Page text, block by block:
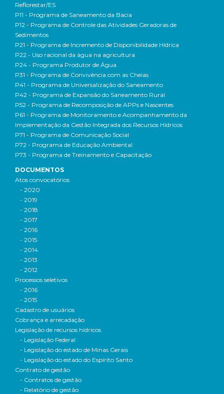
Reflorestar/ES
P11 - Programa de Saneamento da Bacia
P12 - Programa de Controle das Atividades Geradoras de
Sedimentos
P21 - Programa de Incremento de Disponibilidade Hídrica
P22 - Uso racional da água na agricultura
P24 - Programa Produtor de Água
P31 - Programa de Convivência com as Cheias
P41 - Programa de Universalização do Saneamento
P42 - Programa de Expansão do Saneamento Rural
P52 - Programa de Recomposição de APPs e Nascentes
P61 - Programa de Monitoramento e Acompanhamento da
Implementação da Gestão Integrada dos Recursos Hídricos
P71 - Programa de Comunicação Social
P72 - Programa de Educação Ambiental
P73 - Programa de Treinamento e Capacitação
DOCUMENTOS
Atos convocatórios
- 2020
- 2019
- 2018
- 2017
- 2016
- 2015
- 2014
- 2013
- 2012
Processos seletivos
- 2016
- 2015
Cadastro de usuários
Cobrança e arrecadação
Legislação de recursos hídricos
- Legislação Federal
- Legislação do estado de Minas Gerais
- Legislação do estado do Espírito Santo
Contrato de gestão
- Contratos de gestão
- Relatório de gestão